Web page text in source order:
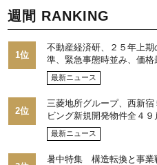
週間 RANKING
1位
不動産経済研、２５年上
準、緊急事態時並み、価
最新ニュース
2位
三菱地所グループ、西新
ビング新規開発物件全４９
最新ニュース
暑中特集 構造転換と事業